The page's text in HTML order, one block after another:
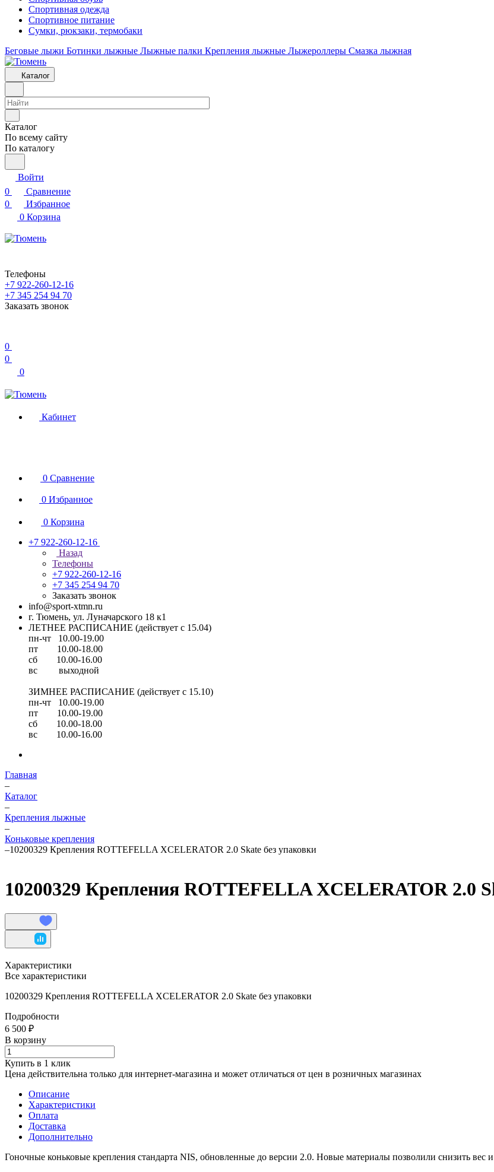
Спортивная одежда
Спортивное питание
Сумки, рюкзаки, термобаки
Беговые лыжи Ботинки лыжные Лыжные палки Крепления лыжные Лыжероллеры Смазка лыжная
Каталог
Каталог
По всему сайту
По каталогу
Войти
0
Сравнение
0
Избранное
0 Корзина
Телефоны
+7 922-260-12-16
+7 345 254 94 70
Заказать звонок
0
0
0
Кабинет
0 Сравнение
0 Избранное
0 Корзина
+7 922-260-12-16
Назад
Телефоны
+7 922-260-12-16
+7 345 254 94 70
Заказать звонок
info@sport-xtmn.ru
г. Тюмень, ул. Луначарского 18 к1
ЛЕТНЕЕ РАСПИСАНИЕ (действует с 15.04)
пн-чт 10.00-19.00
пт 10.00-18.00
сб 10.00-16.00
вс выходной
ЗИМНЕЕ РАСПИСАНИЕ (действует с 15.10)
пн-чт 10.00-19.00
пт 10.00-19.00
сб 10.00-18.00
вс 10.00-16.00
Главная
–
Каталог
–
Крепления лыжные
–
Коньковые крепления
–10200329 Крепления ROTTEFELLA XCELERATOR 2.0 Skate без упаковки
10200329 Крепления ROTTEFELLA XCELERATOR 2.0
Характеристики
Все характеристики
10200329 Крепления ROTTEFELLA XCELERATOR 2.0 Skate без упаковки
Подробности
6 500 ₽
В корзину
Купить в 1 клик
Цена действительна только для интернет-магазина и может отличаться от цен в розничных магазинах
Описание
Характеристики
Оплата
Доставка
Дополнительно
Гоночные коньковые крепления стандарта NIS, обновленные до версии 2.0. Новые материалы позволили снизить вес